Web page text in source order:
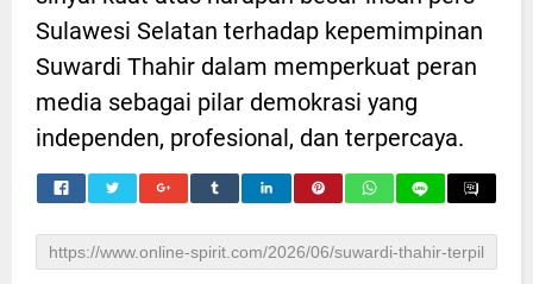
Sulawesi Selatan terhadap kepemimpinan
Suwardi Thahir dalam memperkuat peran
media sebagai pilar demokrasi yang
independen, profesional, dan terpercaya.